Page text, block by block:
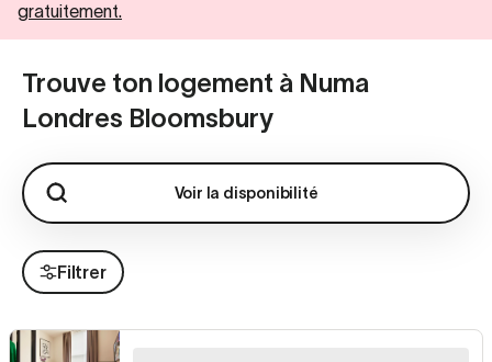
gratuitement.
Trouve ton logement à Numa
Londres Bloomsbury
Voir la disponibilité
Filtrer